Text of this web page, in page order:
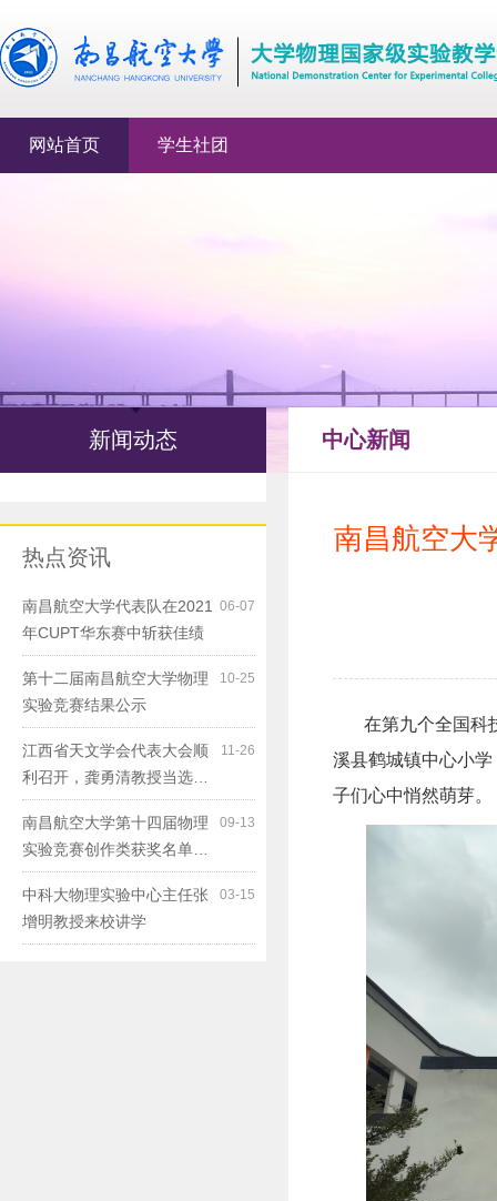
网站首页 学生社团
新闻动态
热点资讯
06-07
南昌航空大学代表队在2021
年CUPT华东赛中斩获佳绩
10-25
第十二届南昌航空大学物理
实验竞赛结果公示
11-26
江西省天文学会代表大会顺
利召开，龚勇清教授当选…
09-13
南昌航空大学第十四届物理
实验竞赛创作类获奖名单…
03-15
中科大物理实验中心主任张
增明教授来校讲学
中心新闻
南昌航空大
在第九个全国科技
溪县鹤城镇中心小
子们心中悄然萌芽。